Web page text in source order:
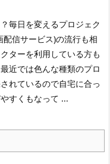
毎日を変えるプロジェク
配信サービス)の流行も相
ターを利用している方も
近では色んな種類のプロ
れているので自宅に合っ
すくもなって ...